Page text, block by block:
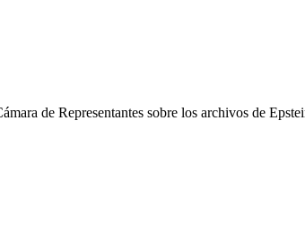
de Representantes sobre los archivos de